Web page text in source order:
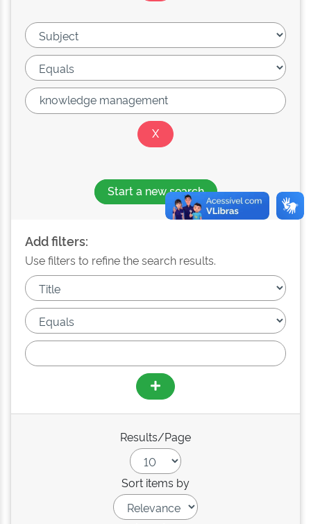
Start a new search
Add filters:
Use filters to refine the search results.
Results/Page
Sort items by